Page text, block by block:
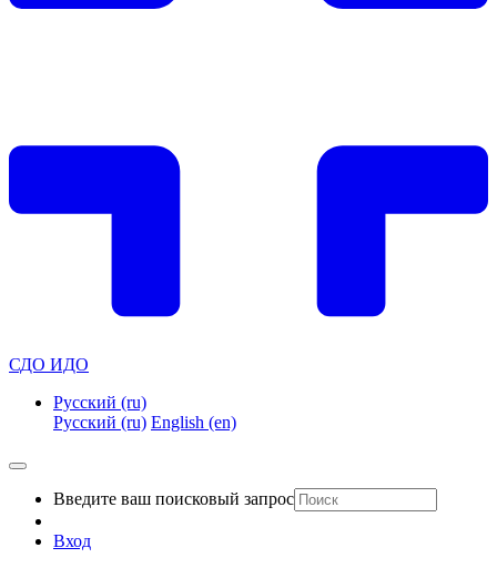
СДО ИДО
Русский ‎(ru)‎
Русский ‎(ru)‎ English ‎(en)‎
Введите ваш поисковый запрос
Вход